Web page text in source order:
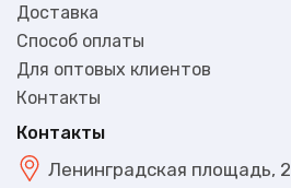
Доставка
Способ оплаты
Для оптовых клиентов
Контакты
Контакты
Ленинградская площадь, 2